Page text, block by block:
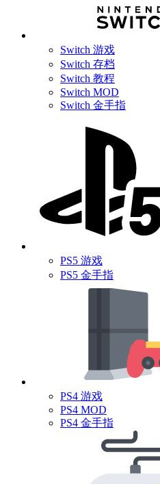
Switch 游戏
Switch 存档
Switch 教程
Switch MOD
Switch 金手指
PS5 游戏
PS5 金手指
PS4 游戏
PS4 MOD
PS4 金手指